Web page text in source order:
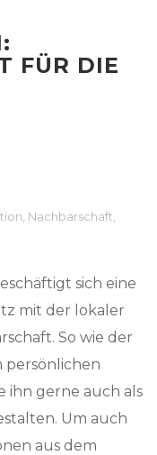
FÜR DIE
Nachbarschaft
sich eine
mit der lokaler
So wie der
persönlichen
ihn gerne auch als
Um auch
aus dem